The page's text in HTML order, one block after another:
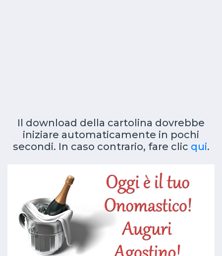
Il download della cartolina dovrebbe
iniziare automaticamente in pochi
secondi. In caso contrario, fare clic qui.